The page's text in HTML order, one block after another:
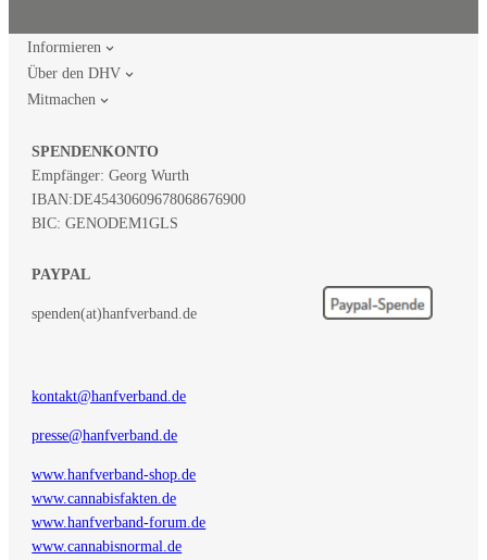
Informieren
Über den DHV
Mitmachen
SPENDENKONTO
Empfänger: Georg Wurth
IBAN:DE45430609678068676900
BIC: GENODEM1GLS
PAYPAL
spenden(at)hanfverband.de
kontakt@hanfverband.de
presse@hanfverband.de
www.hanfverband-shop.de
www.cannabisfakten.de
www.hanfverband-forum.de
www.cannabisnormal.de